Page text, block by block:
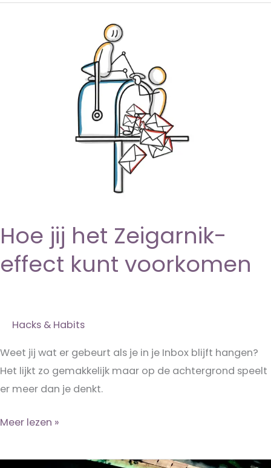
Hoe jij het Zeigarnik-
effect kunt voorkomen
Hacks & Habits
Weet jij wat er gebeurt als je in je Inbox blijft hangen?
Het lijkt zo gemakkelijk maar op de achtergrond speelt
er meer dan je denkt.
Hoe
het
Meer lezen »